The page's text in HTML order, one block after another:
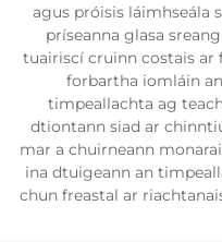
agus próisis láimhseála
príseanna glasa
tuairiscí cruinn costais ar
forbartha iomláin
timpeallachta ag
dtiontann siad ar
mar a chuirneann
ina dtuigeann an
chun freastal ar